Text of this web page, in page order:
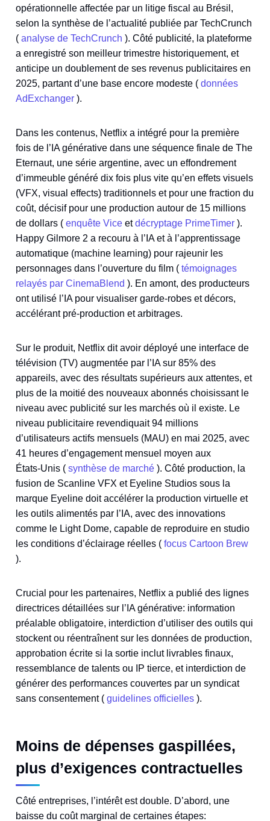
opérationnelle affectée par un litige fiscal au Brésil,
selon la synthèse de l’actualité publiée par TechCrunch
( analyse de TechCrunch ). Côté publicité, la plateforme
a enregistré son meilleur trimestre historiquement, et
anticipe un doublement de ses revenus publicitaires en
2025, partant d’une base encore modeste ( données
AdExchanger ).
Dans les contenus, Netflix a intégré pour la première
fois de l’IA générative dans une séquence finale de The
Eternaut, une série argentine, avec un effondrement
d’immeuble généré dix fois plus vite qu’en effets visuels
(VFX, visual effects) traditionnels et pour une fraction du
coût, décisif pour une production autour de 15 millions
de dollars ( enquête Vice etdécryptage PrimeTimer ).
Happy Gilmore 2 a recouru à l’IA et à l’apprentissage
automatique (machine learning) pour rajeunir les
personnages dans l’ouverture du film ( témoignages
relayés par CinemaBlend ). En amont, des producteurs
ont utilisé l’IA pour visualiser garde‑robes et décors,
accélérant pré‑production et arbitrages.
Sur le produit, Netflix dit avoir déployé une interface de
télévision (TV) augmentée par l’IA sur 85% des
appareils, avec des résultats supérieurs aux attentes, et
plus de la moitié des nouveaux abonnés choisissant le
niveau avec publicité sur les marchés où il existe. Le
niveau publicitaire revendiquait 94 millions
d’utilisateurs actifs mensuels (MAU) en mai 2025, avec
41 heures d’engagement mensuel moyen aux
États‑Unis ( synthèse de marché ). Côté production, la
fusion de Scanline VFX et Eyeline Studios sous la
marque Eyeline doit accélérer la production virtuelle et
les outils alimentés par l’IA, avec des innovations
comme le Light Dome, capable de reproduire en studio
les conditions d’éclairage réelles ( focus Cartoon Brew
).
Crucial pour les partenaires, Netflix a publié des lignes
directrices détaillées sur l’IA générative: information
préalable obligatoire, interdiction d’utiliser des outils qui
stockent ou réentraînent sur les données de production,
approbation écrite si la sortie inclut livrables finaux,
ressemblance de talents ou IP tierce, et interdiction de
générer des performances couvertes par un syndicat
sans consentement ( guidelines officielles ).
Moins de dépenses gaspillées,
plus d’exigences contractuelles
Côté entreprises, l’intérêt est double. D’abord, une
baisse du coût marginal de certaines étapes: